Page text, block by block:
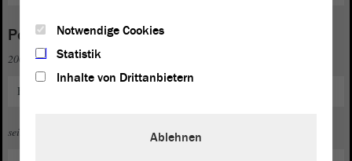
Politische und gesellschaftliche Funktionen
2003
Eintritt in die PDS/DIE LINKE
seit 2004
Notwendige Cookies
Statistik
Inhalte von Drittanbietern
Ablehnen